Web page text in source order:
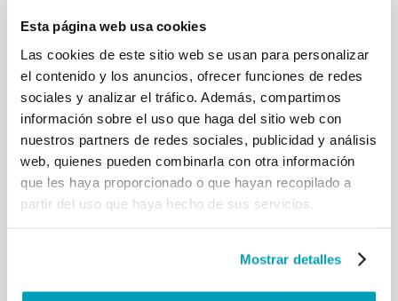
Esta página web usa cookies
Las cookies de este sitio web se usan para personalizar
el contenido y los anuncios, ofrecer funciones de redes
sociales y analizar el tráfico. Además, compartimos
información sobre el uso que haga del sitio web con
nuestros partners de redes sociales, publicidad y análisis
web, quienes pueden combinarla con otra información
que les haya proporcionado o que hayan recopilado a
partir del uso que haya hecho de sus servicios.
Mostrar detalles
pueblos y mosaico de encuentros.
Así es también la Iglesia: católica, es decir,
todos son acogidos y alcanzados por la misericordia
de Dios y su invitación a
amar. No hay ni debe haber muros en la Iglesia
católica. Y esto no lo olvidemos.
Ninguno de nosotros ha sido llamado aquí para
hacer proselitismo como
predicadores, eso jamás. El proselitismo es estéril,
¿Dónde están las raíces de